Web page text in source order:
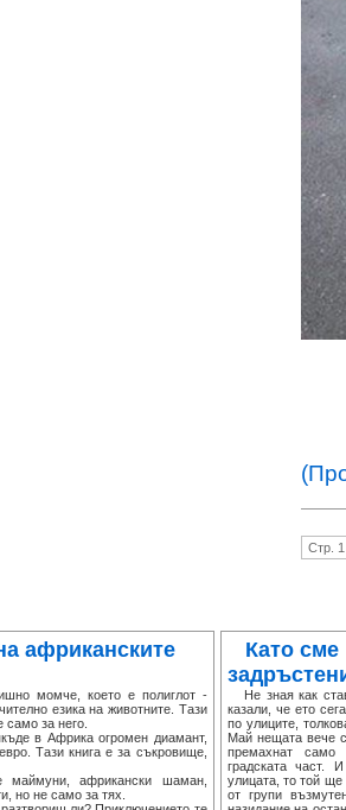
Стр.
африканските
момче, което е полиглот -
езика на животните. Тази
за него.
в Африка огромен диамант,
Тази книга е за съкровище,
африкански шаман,
но не само за тях.
Като сме
Не зная как
казали, че ето
по улиците,
Май нещата вече
премахнат само
градската част.
улицата, то той ще
от групи